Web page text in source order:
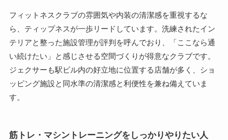
フィットネスクラブの雰囲気や内装の清潔感を重視するな
ら、ティップネスが一歩リードしています。洗練されたイン
テリアと整った施設管理が評判を呼んでおり、「ここなら通
い続けたい」と感じさせる空間づくりが得意なクラブです。
ジェクサーも駅ビル内の好立地に位置する店舗が多く、ショ
ッピング施設と同水準の清潔感と利便性を兼ね備えていま
す。
筋トレ・マシントレーニングをしっかりやりたい人